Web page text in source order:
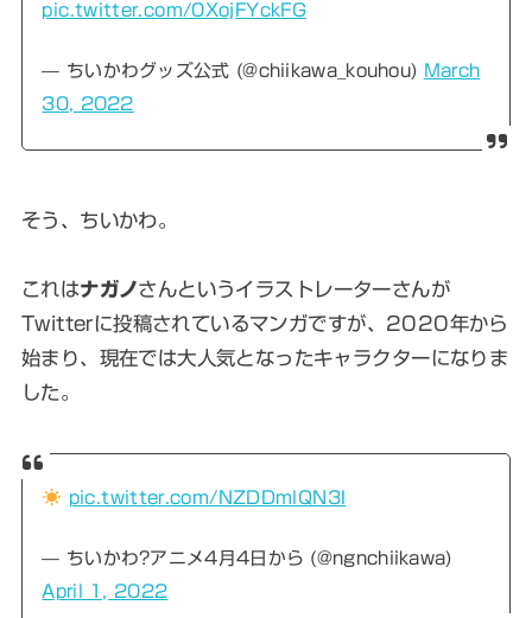
pic.twitter.com/0XojFYckFG
— ちいかわグッズ公式 (@chiikawa_kouhou) March
30, 2022
そう、ちいかわ。
これはナガノさんというイラストレーターさんが
Twitterに投稿されているマンガですが、2020年から
始まり、現在では大人気となったキャラクターになりま
した。
pic.twitter.com/NZDDmlQN3I
— ちいかわ?アニメ4月4日から (@ngnchiikawa)
April 1, 2022